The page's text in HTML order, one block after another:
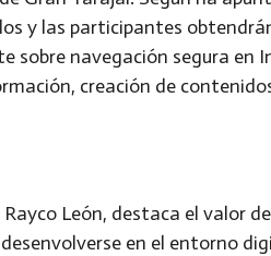
y las participantes
sobre navegación segura en
creación de
Rayco León, destaca el valor
en el entorno